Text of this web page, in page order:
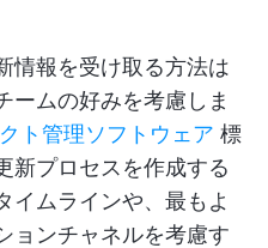
情報を受け取る方法は
ームの好みを考慮しま
ト管理ソフトウェア 標
新プロセスを作成する
イムラインや、最もよ
ョンチャネルを考慮す